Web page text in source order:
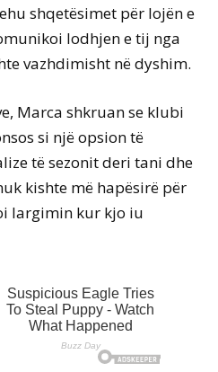
shqetësimet për lojën e
lodhjen e tij nga
vazhdimisht në dyshim.
Marca shkruan se klubi
si një opsion të
të sezonit deri tani dhe
kishte më hapësirë për
largimin kur kjo iu